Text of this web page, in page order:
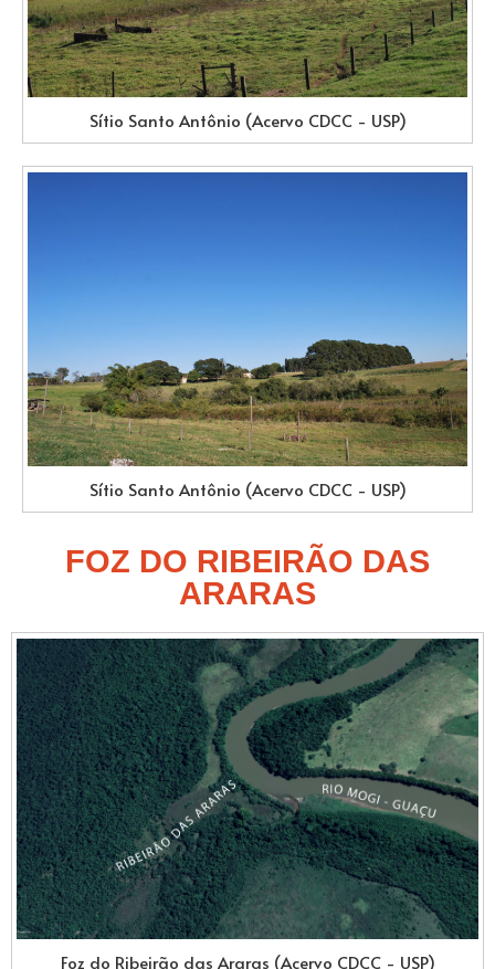
Sítio Santo Antônio (Acervo CDCC - USP)
Sítio Santo Antônio (Acervo CDCC - USP)
FOZ DO RIBEIRÃO DAS
ARARAS
Foz do Ribeirão das Araras (Acervo CDCC - USP)